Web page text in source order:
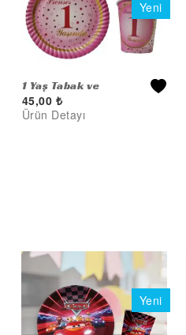
1 Yaş Tabak ve
Bardak 8'li (Pembe)
45,00 ₺
Ürün Detayı